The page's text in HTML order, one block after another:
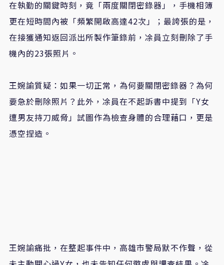
在執勤的關鍵時刻，竟「兩度關閉密錄器」，手機相簿
更在短時間內被「頻繁開啟高達42次」；最誇張的是，
在接獲通知返回派出所製作筆錄前，凃員立刻刪除了手
機內的23張照片。
王婉諭質疑：如果一切正常，為何要關閉密錄器？為何
要急於刪除照片？此外，凃員在不起訴書中提到「Y女
遭男友持刀威脅」試圖作為檢查身體的合理藉口，更是
憑空捏造。
王婉諭痛批，在整起事件中，高雄市警局默不作聲，從